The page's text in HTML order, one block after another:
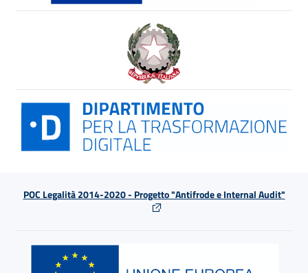
POC Legalità 2014-2020 - Progetto "Antifrode e Internal Audit"